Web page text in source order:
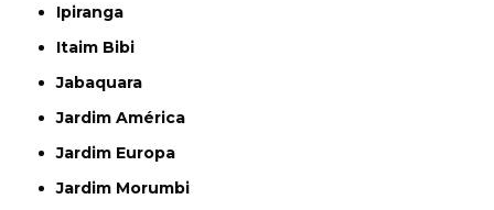
Ipiranga
Itaim Bibi
Jabaquara
Jardim América
Jardim Europa
Jardim Morumbi